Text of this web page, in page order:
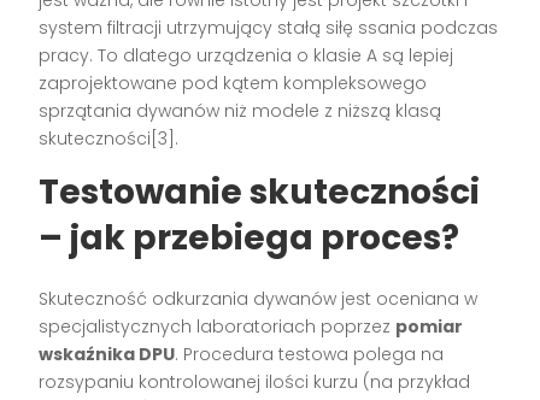
system filtracji utrzymujący stałą siłę ssania podczas
pracy. To dlatego urządzenia o klasie A są lepiej
zaprojektowane pod kątem kompleksowego
sprzątania dywanów niż modele z niższą klasą
skuteczności[3].
Testowanie skuteczności
– jak przebiega proces?
Skuteczność odkurzania dywanów jest oceniana w
specjalistycznych laboratoriach poprzez pomiar
wskaźnika DPU. Procedura testowa polega na
rozsypaniu kontrolowanej ilości kurzu (na przykład